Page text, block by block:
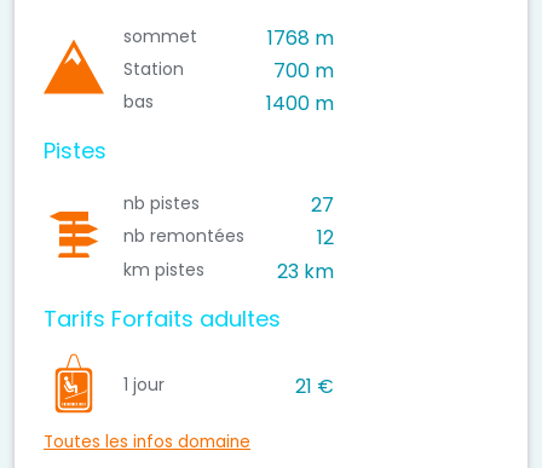
sommet 1768 m
Station 700 m
bas 1400 m
Pistes
nb pistes 27
nb remontées 12
km pistes 23 km
Tarifs Forfaits adultes
1 jour 21 €
Toutes les infos domaine